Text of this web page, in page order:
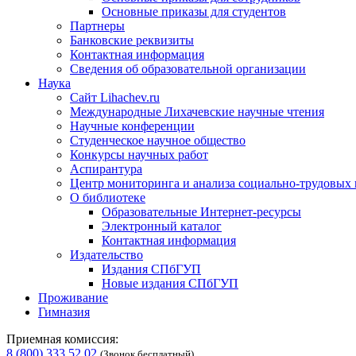
Основные приказы для студентов
Партнеры
Банковские реквизиты
Контактная информация
Сведения об образовательной организации
Наука
Сайт Lihachev.ru
Международные Лихачевские научные чтения
Научные конференции
Студенческое научное общество
Конкурсы научных работ
Аспирантура
Центр мониторинга и анализа социально-трудовых
О библиотеке
Образовательные Интернет-ресурсы
Электронный каталог
Контактная информация
Издательство
Издания СПбГУП
Новые издания СПбГУП
Проживание
Гимназия
Приемная комиссия:
8 (800) 333 52 02